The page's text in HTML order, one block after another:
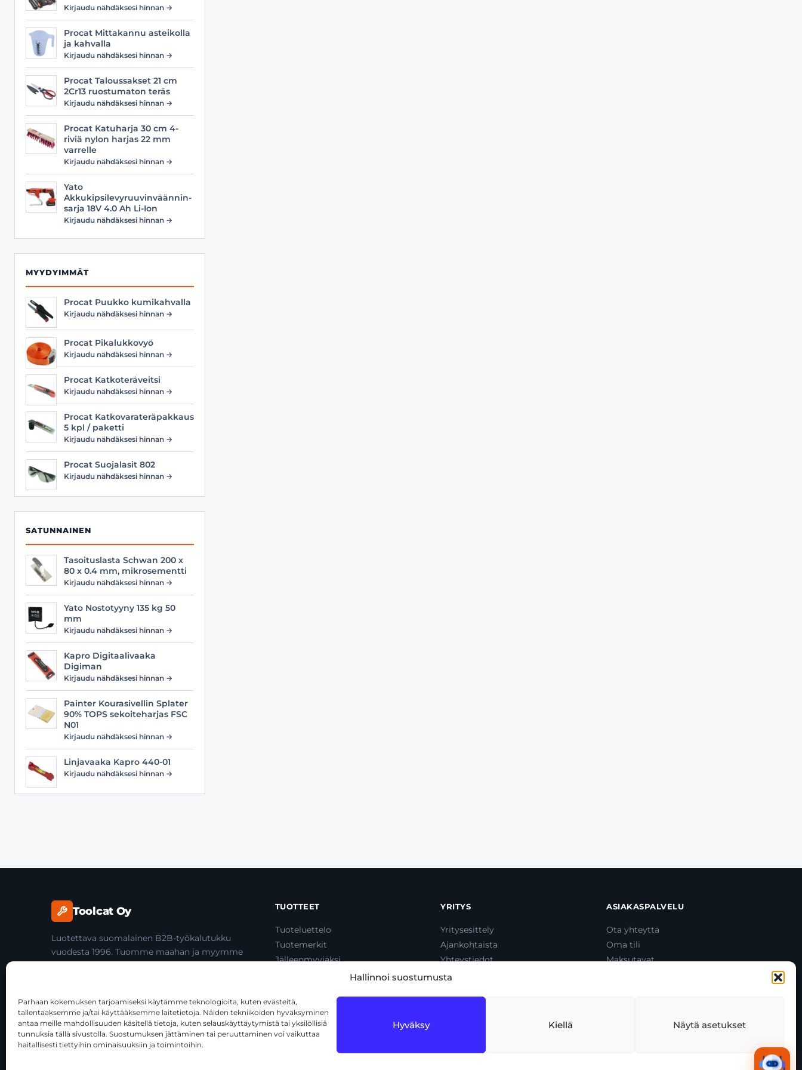
Hallinnoi suostumusta
Parhaan kokemuksen tarjoamiseksi käytämme teknologioita, kuten evästeitä,
tallentaaksemme ja/tai käyttääksemme laitetietoja. Näiden tekniikoiden hyväksyminen
antaa meille mahdollisuuden käsitellä tietoja, kuten selauskäyttäytymistä tai yksilöllisiä
tunnuksia tällä sivustolla. Suostumuksen jättäminen tai peruuttaminen voi vaikuttaa
haitallisesti tiettyihin ominaisuuksiin ja toimintoihin.
Hyväksy Kiellä Näytä asetukset
Vyöt
Kirjaudu nähdäksesi hinnan →
Procat Mittakannu asteikolla
ja kahvalla
Kirjaudu nähdäksesi hinnan →
Procat Taloussakset 21 cm
2Cr13 ruostumaton teräs
Kirjaudu nähdäksesi hinnan →
Procat Katuharja 30 cm 4-
riviä nylon harjas 22 mm
varrelle
Kirjaudu nähdäksesi hinnan →
Yato
Akkukipsilevyruuvinväännin-
sarja 18V 4.0 Ah Li-Ion
Kirjaudu nähdäksesi hinnan →
MYYDYIMMÄT
Procat Puukko kumikahvalla
Kirjaudu nähdäksesi hinnan →
Procat Pikalukkovyö
Kirjaudu nähdäksesi hinnan →
Procat Katkoteräveitsi
Kirjaudu nähdäksesi hinnan →
Procat Katkovarateräpakkaus
5 kpl / paketti
Kirjaudu nähdäksesi hinnan →
Procat Suojalasit 802
Kirjaudu nähdäksesi hinnan →
SATUNNAINEN
Tasoituslasta Schwan 200 x
80 x 0.4 mm, mikrosementti
Kirjaudu nähdäksesi hinnan →
Yato Nostotyyny 135 kg 50
mm
Kirjaudu nähdäksesi hinnan →
Kapro Digitaalivaaka
Digiman
Kirjaudu nähdäksesi hinnan →
Painter Kourasivellin Splater
90% TOPS sekoiteharjas FSC
N01
Kirjaudu nähdäksesi hinnan →
Linjavaaka Kapro 440-01
Kirjaudu nähdäksesi hinnan →
Toolcat Oy
Luotettava suomalainen B2B-työkalutukku
vuodesta 1996. Tuomme maahan ja myymme
TUOTTEET
Tuoteluettelo
Tuotemerkit
Jälleenmyyjäksi
YRITYS
Yritysesittely
Ajankohtaista
Yhteystiedot
ASIAKASPALVELU
Ota yhteyttä
Oma tili
Maksutavat
asiakaspalvelu@toolcat.fi